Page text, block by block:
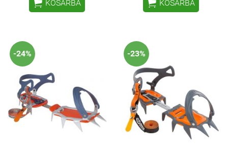
 KOSÁRBA  KOSÁRBA
-24% -23%